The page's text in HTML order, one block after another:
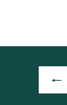
0
.
0